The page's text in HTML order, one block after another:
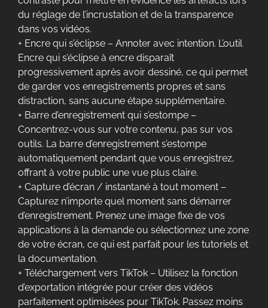
du réglage de l’incrustation et de la transparence
dans vos vidéos.
+ Encre qui s’éclipse – Annoter avec intention. L’outil
Encre qui s’éclipse à encre disparaît
progressivement après avoir dessiné, ce qui permet
de garder vos enregistrements propres et sans
distraction, sans aucune étape supplémentaire.
+ Barre d’enregistrement qui s’estompe –
Concentrez-vous sur votre contenu, pas sur vos
outils. La barre d’enregistrement s’estompe
automatiquement pendant que vous enregistrez,
offrant à votre public une vue plus claire.
+ Capture d’écran / instantané à tout moment –
Capturez n’importe quel moment sans démarrer
d’enregistrement. Prenez une image fixe de vos
applications à la demande ou sélectionnez une zone
de votre écran, ce qui est parfait pour les tutoriels et
la documentation.
+ Téléchargement vers TikTok – Utilisez la fonction
d’exportation intégrée pour créer des vidéos
parfaitement optimisées pour TikTok. Passez moins